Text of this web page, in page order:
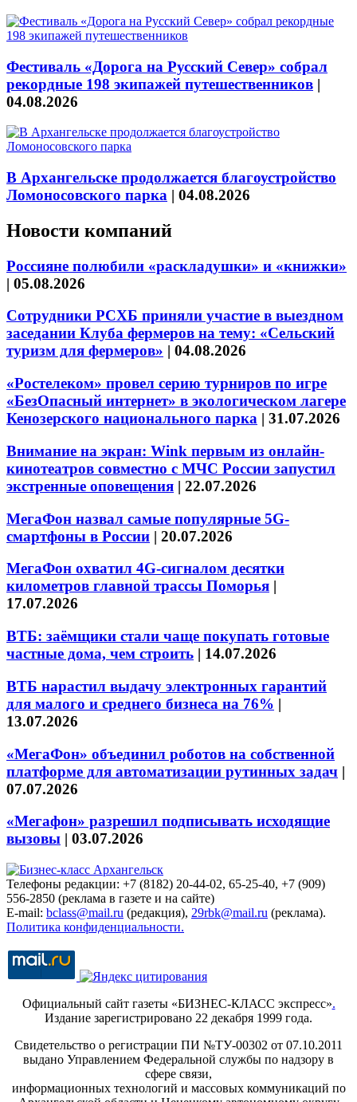
Фестиваль «Дорога на Русский Север» собрал
рекордные 198 экипажей путешественников |
04.08.2026
В Архангельске продолжается благоустройство
Ломоносовского парка | 04.08.2026
Новости компаний
Россияне полюбили «раскладушки» и «книжки»
| 05.08.2026
Сотрудники РСХБ приняли участие в выездном
заседании Клуба фермеров на тему: «Сельский
туризм для фермеров» | 04.08.2026
«Ростелеком» провел серию турниров по игре
«БезОпасный интернет» в экологическом лагере
Кенозерского национального парка | 31.07.2026
Внимание на экран: Wink первым из онлайн-
кинотеатров совместно с МЧС России запустил
экстренные оповещения | 22.07.2026
МегаФон назвал самые популярные 5G-
смартфоны в России | 20.07.2026
МегаФон охватил 4G-сигналом десятки
километров главной трассы Поморья |
17.07.2026
ВТБ: заёмщики стали чаще покупать готовые
частные дома, чем строить | 14.07.2026
ВТБ нарастил выдачу электронных гарантий
для малого и среднего бизнеса на 76% |
13.07.2026
«МегаФон» объединил роботов на собственной
платформе для автоматизации рутинных задач |
07.07.2026
«Мегафон» разрешил подписывать исходящие
вызовы | 03.07.2026
Телефоны редакции: +7 (8182) 20-44-02, 65-25-40, +7 (909)
556-2850 (реклама в газете и на сайте)
E-mail: bclass@mail.ru (редакция), 29rbk@mail.ru (реклама).
Политика конфиденциальности.
Официальный сайт газеты «БИЗНЕС-КЛАСС экспресс».
Издание зарегистрировано 22 декабря 1999 года.
Свидетельство о регистрации ПИ №ТУ-00302 от 07.10.2011
выдано Управлением Федеральной службы по надзору в
сфере связи,
информационных технологий и массовых коммуникаций по